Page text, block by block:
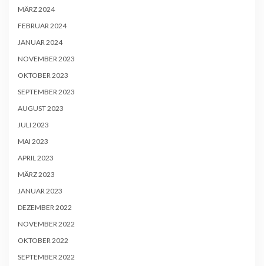
MÄRZ 2024
FEBRUAR 2024
JANUAR 2024
NOVEMBER 2023
OKTOBER 2023
SEPTEMBER 2023
AUGUST 2023
JULI 2023
MAI 2023
APRIL 2023
MÄRZ 2023
JANUAR 2023
DEZEMBER 2022
NOVEMBER 2022
OKTOBER 2022
SEPTEMBER 2022